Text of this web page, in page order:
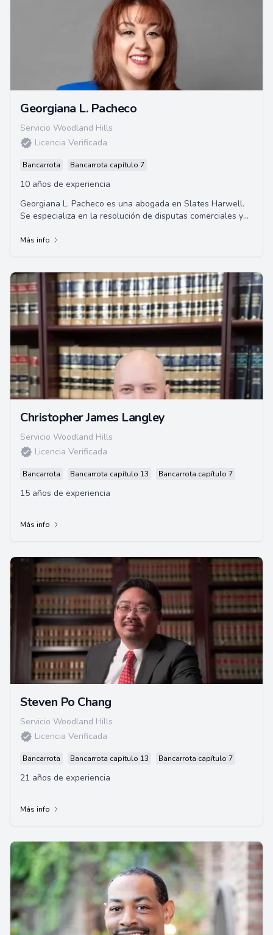
Georgiana L. Pacheco
Servicio Woodland Hills
Licencia Verificada
Bancarrota Bancarrota capítulo 7
10 años de experiencia
Georgiana L. Pacheco es una abogada en Slates Harwell.
Se especializa en la resolución de disputas comerciales y
Más info
Christopher James Langley
Servicio Woodland Hills
Licencia Verificada
Bancarrota Bancarrota capítulo 13 Bancarrota capítulo 7
15 años de experiencia
Más info
Steven Po Chang
Servicio Woodland Hills
Licencia Verificada
Bancarrota Bancarrota capítulo 13 Bancarrota capítulo 7
21 años de experiencia
Más info